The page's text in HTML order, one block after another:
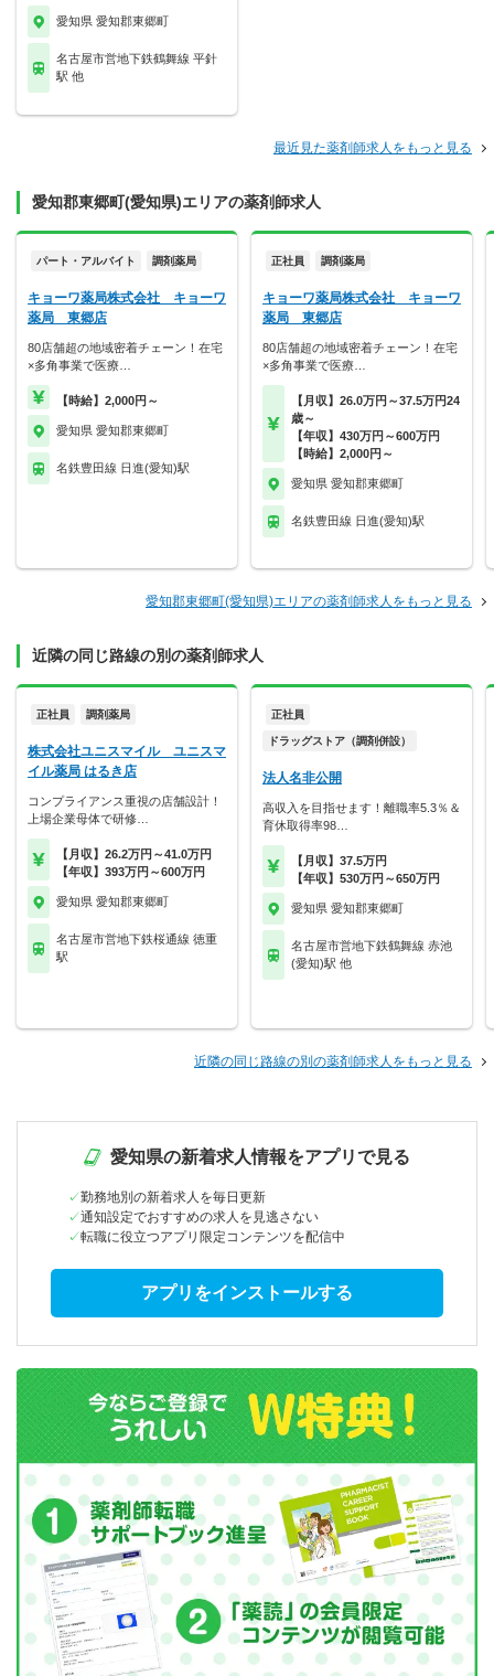
愛知県 愛知郡東郷町
名古屋市営地下鉄鶴舞線 平針
駅 他
最近見た薬剤師求人をもっと見る
愛知郡東郷町(愛知県)エリアの薬剤師求人
パート・アルバイト 調剤薬局
キョーワ薬局株式会社 キョーワ
薬局 東郷店
80店舗超の地域密着チェーン！在宅
×多角事業で医療…
【時給】2,000円～
愛知県 愛知郡東郷町
名鉄豊田線 日進(愛知)駅
正社員 調剤薬局
キョーワ薬局株式会社 キョーワ
薬局 東郷店
80店舗超の地域密着チェーン！在宅
×多角事業で医療…
【月収】26.0万円～37.5万円24
歳～
【年収】430万円～600万円
【時給】2,000円～
愛知県 愛知郡東郷町
名鉄豊田線 日進(愛知)駅
愛知郡東郷町(愛知県)エリアの薬剤師求人をもっと見る
近隣の同じ路線の別の薬剤師求人
正社員 調剤薬局
株式会社ユニスマイル ユニスマ
イル薬局 はるき店
コンプライアンス重視の店舗設計！
上場企業母体で研修…
【月収】26.2万円～41.0万円
【年収】393万円～600万円
愛知県 愛知郡東郷町
名古屋市営地下鉄桜通線 徳重
駅
正社員
ドラッグストア（調剤併設）
法人名非公開
高収入を目指せます！離職率5.3％＆
育休取得率98…
【月収】37.5万円
【年収】530万円～650万円
愛知県 愛知郡東郷町
名古屋市営地下鉄鶴舞線 赤池
(愛知)駅 他
近隣の同じ路線の別の薬剤師求人をもっと見る
愛知県の新着求人情報をアプリで見る
勤務地別の新着求人を毎日更新
通知設定でおすすめの求人を見逃さない
転職に役立つアプリ限定コンテンツを配信中
アプリをインストールする